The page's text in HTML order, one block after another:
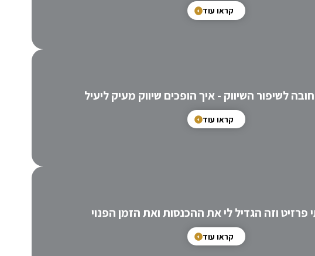
קראו עוד
קראו עוד
פרזיט וזה הגדיל לי את ההכנסות ואת הזמן הפנוי
קראו עוד